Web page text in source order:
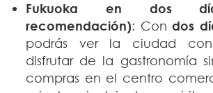
Fukuoka en dos
recomendación): Condos
podrás ver la ciudad
disfrutar de la gastronomía
compras en el centro